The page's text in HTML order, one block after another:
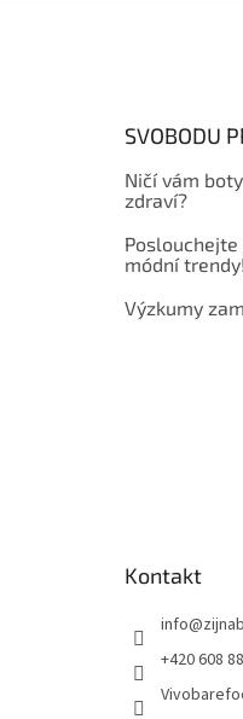
SVOBODU
Ničí vám
zdraví?
módní trendy!
Výzkumy
Kontakt
info@
+420 608